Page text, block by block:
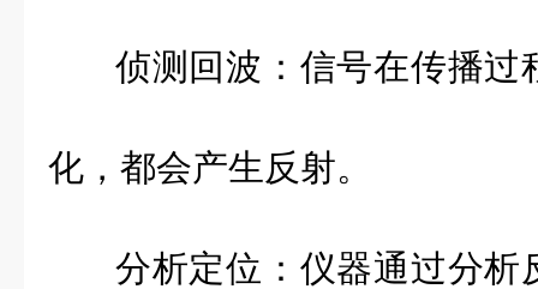
侦测回波：信号在传播过
化，都会产生反射。
分析定位：仪器通过分析